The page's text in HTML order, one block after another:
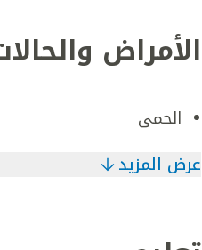
الأمراض
الحمى
عرض المزيد